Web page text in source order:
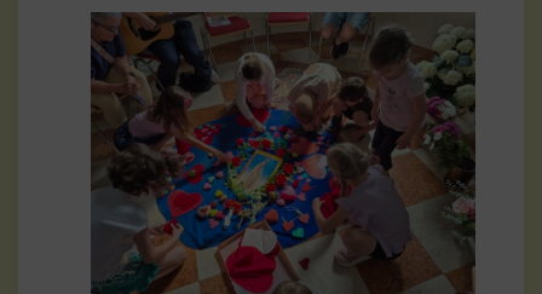
und
anschließender
Fahrzeugsegnung
am
Hauptplatz